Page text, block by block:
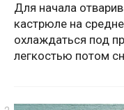
Для начала
кастрюле на
охлаждаться под
легкостью потом